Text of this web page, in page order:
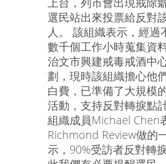
選民站出來投票給反對
人。 該組織表示，經過
數千個工作小時蒐集資
治文市興建戒毒戒酒中
劃，現時該組織擔心他
白費，已準備了大規模
活動，支持反對轉捩點
組織成員Michael Chen
Richmond Review做的
示，90%受訪者反對轉